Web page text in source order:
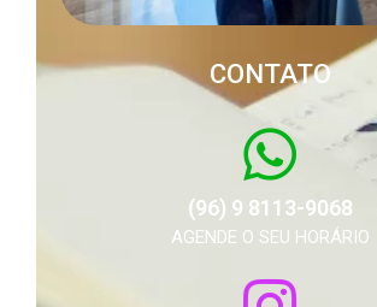
CONTATO
(96) 9 8113-9068
AGENDE O SEU HORÁRIO